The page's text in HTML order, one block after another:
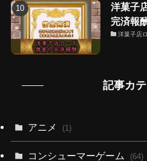
洋菓子
完済報
洋菓子店
記事カ
アニメ (1)
コンシューマーゲーム (64)